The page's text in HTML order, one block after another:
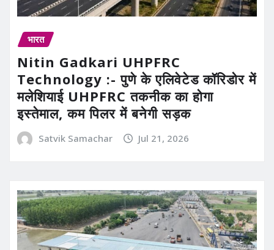
भारत
Nitin Gadkari UHPFRC
Technology :- पुणे के एलिवेटेड कॉरिडोर में
मलेशियाई UHPFRC तकनीक का होगा
इस्तेमाल, कम पिलर में बनेगी सड़क
Satvik Samachar Jul 21, 2026